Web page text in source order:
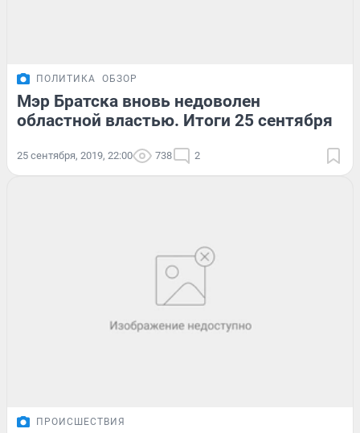
ПОЛИТИКА ОБЗОР
Мэр Братска вновь недоволен
областной властью. Итоги 25 сентября
25 сентября, 2019, 22:00 738 2
ПРОИСШЕСТВИЯ